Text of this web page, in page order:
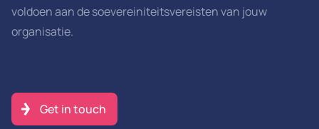
voldoen aan de soevereiniteitsvereisten van jouw
organisatie.
Get in touch